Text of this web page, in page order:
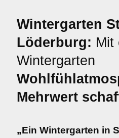
Wintergarten
Löderburg: Mit
Wintergarten
Mehrwert
„Ein Wintergarten in